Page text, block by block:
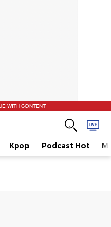
WITH CONTENT
Kpop Podcast Hot